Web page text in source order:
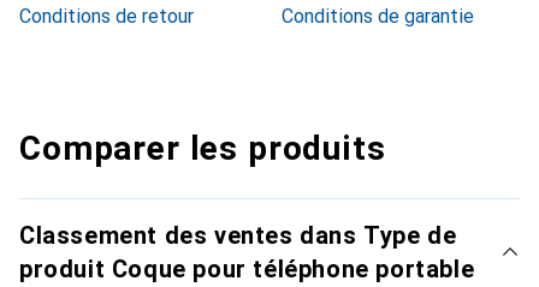
Conditions de retour
Conditions de garantie
Comparer les produits
Classement des ventes dans Type de
produit Coque pour téléphone portable